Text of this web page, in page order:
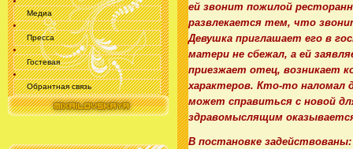
Медиа
Пресса
Гостевая
Обрантная связь
ей звонит пожилой
развлекается тем, что
Девушка приглашает его в
матери не сбежал, а ей
приезжает отец, возникает
характеров. Кто-то наломал
может справиться с новой
здравомыслящим
В постановке